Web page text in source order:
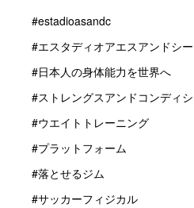
#estadioasandc
#エスタディオアエスアンドシー
#日本人の身体能力を世界へ
#ストレングスアンドコンディ
#ウエイトトレーニング
#プラットフォーム
#落とせるジム
#サッカーフィジカル